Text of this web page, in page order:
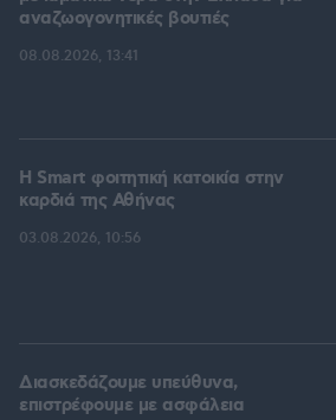
αναζωογονητικές βουτιές
08.08.2026, 13:41
Η Smart φοιτητική κατοικία στην
καρδιά της Αθήνας
03.08.2026, 10:56
Διασκεδάζουμε υπεύθυνα,
επιστρέφουμε με ασφάλεια